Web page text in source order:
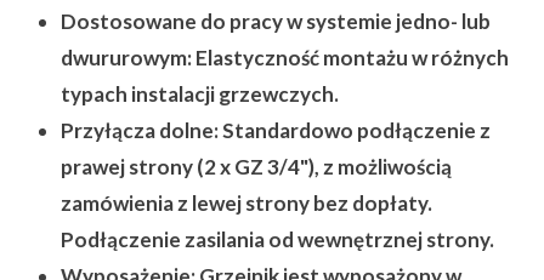
Dostosowane do pracy w systemie jedno- lub
dwururowym:Elastyczność montażu w różnych
typach instalacji grzewczych.
Przyłącza dolne:Standardowo podłączenie z
prawej strony (2 x GZ 3/4"), z możliwością
zamówienia z lewej strony bez dopłaty.
Podłączenie zasilania od wewnętrznej strony.